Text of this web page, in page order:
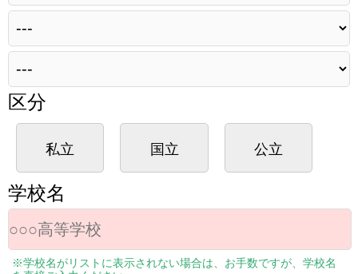
区分
私立 国立 公立
学校名
※学校名がリストに表示されない場合は、お手数ですが、学校名